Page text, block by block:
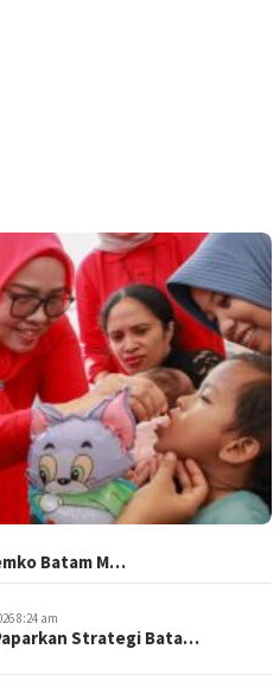
Batam M…
8:24 am
Strategi Bata…